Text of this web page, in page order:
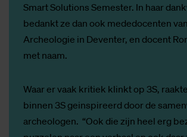
Smart Solutions Semester. In haar
bedankt ze dan ook mededocenten
Archeologie in Deventer, en docent
met naam.
Waar er vaak kritiek klinkt op 3S,
binnen 3S geinspireerd door de
archeologen. “Ook die zijn heel erg